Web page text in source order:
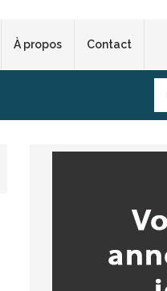
À propos Contact